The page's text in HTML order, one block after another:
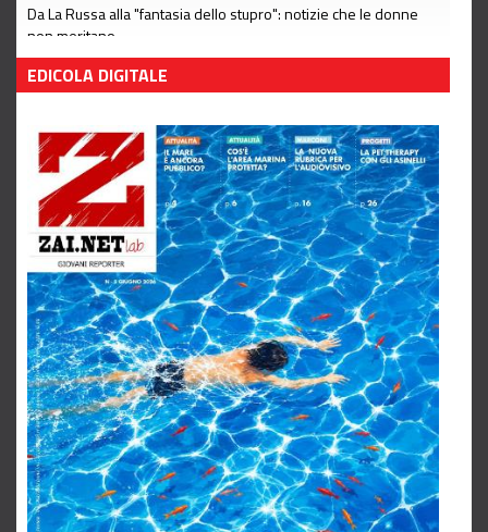
Da La Russa alla "fantasia dello stupro": notizie che le donne
non meritano
Leggi tutto
EDICOLA DIGITALE